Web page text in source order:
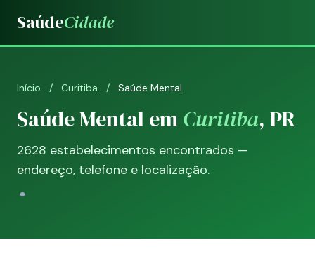
SaúdeCidade
Início / Curitiba / Saúde Mental
Saúde Mental emCuritiba, PR
2628 estabelecimentos encontrados —
endereço, telefone e localização.